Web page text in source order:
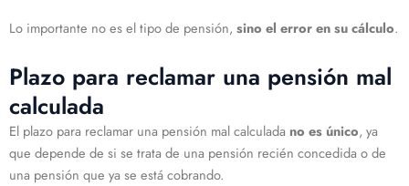
Lo importante no es el tipo de pensión, sino el error en su cálculo.
Plazo para reclamar una pensión mal
calculada
El plazo para reclamar una pensión mal calculada no es único, ya
que depende de si se trata de una pensión recién concedida o de
una pensión que ya se está cobrando.